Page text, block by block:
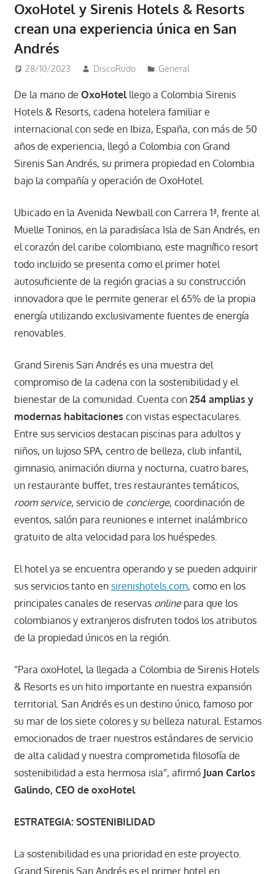
OxoHotel y Sirenis Hotels & Resorts
crean una experiencia única en San
Andrés
28/10/2023 DiscoRudo General
De la mano de OxoHotelllego a Colombia Sirenis
Hotels & Resorts, cadena hotelera familiar e
internacional con sede en Ibiza, España, con más de 50
años de experiencia, llegó a Colombia con Grand
Sirenis San Andrés, su primera propiedad en Colombia
bajo la compañía y operación de OxoHotel.
Ubicado en la Avenida Newball con Carrera 1ª, frente al
Muelle Toninos, en la paradisíaca Isla de San Andrés, en
el corazón del caribe colombiano, este magnífico resort
todo incluido se presenta como el primer hotel
autosuficiente de la región gracias a su construcción
innovadora que le permite generar el 65% de la propia
energía utilizando exclusivamente fuentes de energía
renovables.
Grand Sirenis San Andrés es una muestra del
compromiso de la cadena con la sostenibilidad y el
bienestar de la comunidad. Cuenta con 254 amplias y
modernas habitaciones con vistas espectaculares.
Entre sus servicios destacan piscinas para adultos y
niños, un lujoso SPA, centro de belleza, club infantil,
gimnasio, animación diurna y nocturna, cuatro bares,
un restaurante buffet, tres restaurantes temáticos,
room service, servicio de concierge, coordinación de
eventos, salón para reuniones e internet inalámbrico
gratuito de alta velocidad para los huéspedes.
El hotel ya se encuentra operando y se pueden adquirir
sus servicios tanto en sirenishotels.com, como en los
principales canales de reservas onlinepara que los
colombianos y extranjeros disfruten todos los atributos
de la propiedad únicos en la región.
“Para oxoHotel, la llegada a Colombia de Sirenis Hotels
& Resorts es un hito importante en nuestra expansión
territorial. San Andrés es un destino único, famoso por
su mar de los siete colores y su belleza natural. Estamos
emocionados de traer nuestros estándares de servicio
de alta calidad y nuestra comprometida filosofía de
sostenibilidad a esta hermosa isla”, afirmó Juan Carlos
Galindo, CEO de oxoHotel
ESTRATEGIA: SOSTENIBILIDAD
La sostenibilidad es una prioridad en este proyecto.
Grand Sirenis San Andrés es el primer hotel en